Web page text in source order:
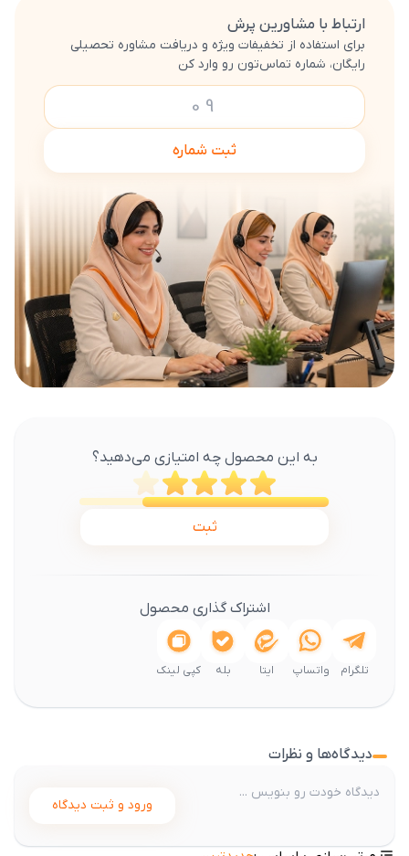
ارتباط با مشاورین پرش
برای استفاده از تخفیفات ویژه و دریافت مشاوره تحصیلی
رایگان، شماره تماس‌تون رو وارد کن
ثبت شماره
به این محصول چه امتیازی می‌دهید؟
ثبت
اشتراک گذاری محصول
تلگرام واتساپ ایتا بله کپی لینک
دیدگاه‌ها و نظرات
ورود و ثبت دیدگاه